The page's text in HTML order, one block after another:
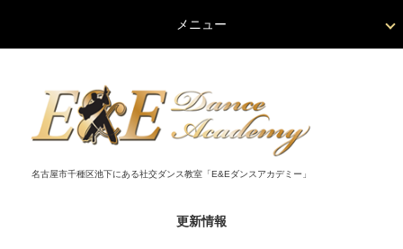
名古屋市千種区池下にある社交ダンス教室「E&Eダンスアカデミー」
更新情報
メニュー